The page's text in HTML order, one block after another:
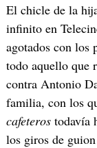
El chicle de la
infinito en
agotados con los
todo aquello que
contra Antonio
familia, con los
cafeterostodavía
los giros de